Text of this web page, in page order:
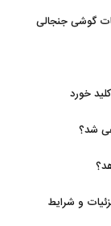
گوشی جنجالی
شد؟